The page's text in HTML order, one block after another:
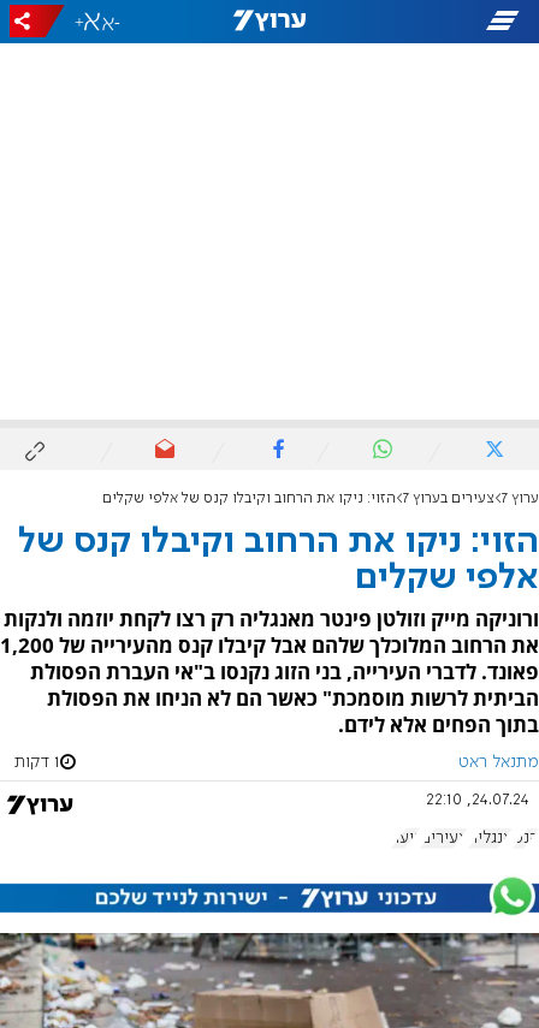
-
+
ערוץ 7 צעירים בערוץ 7 הזוי: ניקו את הרחוב וקיבלו קנס של אלפי שקלים
הזוי: ניקו את הרחוב וקיבלו קנס של
אלפי שקלים
ורוניקה מייק וזולטן פינטר מאנגליה רק רצו לקחת יוזמה ולנקות
את הרחוב המלוכלך שלהם אבל קיבלו קנס מהעירייה של 1,200
פאונד. לדברי העירייה, בני הזוג נקנסו ב"אי העברת הפסולת
הביתית לרשות מוסמכת" כאשר הם לא הניחו את הפסולת
בתוך הפחים אלא לידם.
מתנאל ראט 1 דקות
24.07.24, 22:10
קנס אנגליה צעירים נוער